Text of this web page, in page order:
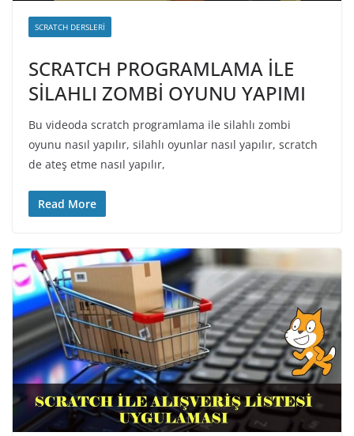
SCRATCH DERSLERI
SCRATCH PROGRAMLAMA İLE
SİLAHLI ZOMBİ OYUNU YAPIMI
Bu videoda scratch programlama ile silahlı zombi
oyunu nasıl yapılır, silahlı oyunlar nasıl yapılır, scratch
de ateş etme nasıl yapılır,
Read More